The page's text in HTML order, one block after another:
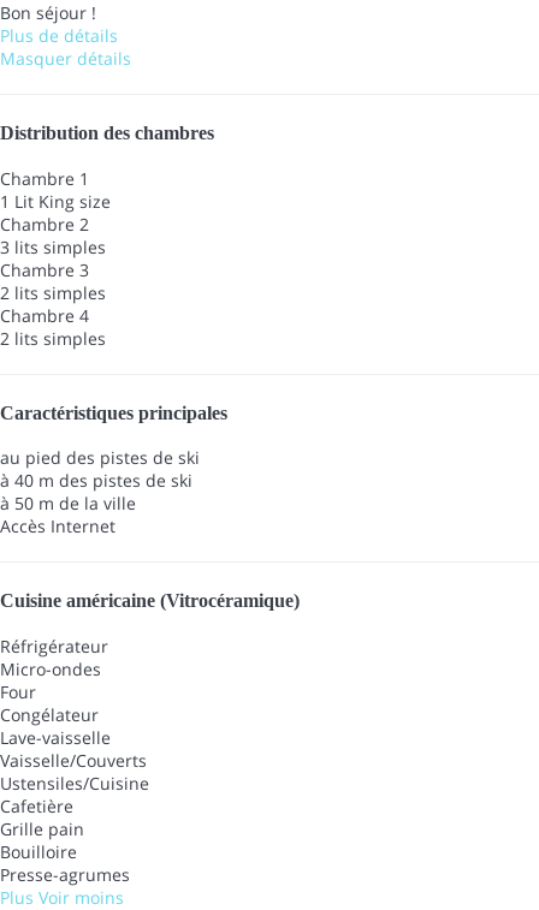
Bon séjour !
Plus de détails
Masquer détails
Distribution des chambres
Chambre 1
1 Lit King size
Chambre 2
3 lits simples
Chambre 3
2 lits simples
Chambre 4
2 lits simples
Caractéristiques principales
au pied des pistes de ski
à 40 m des pistes de ski
à 50 m de la ville
Accès Internet
Cuisine américaine (Vitrocéramique)
Réfrigérateur
Micro-ondes
Four
Congélateur
Lave-vaisselle
Vaisselle/Couverts
Ustensiles/Cuisine
Cafetière
Grille pain
Bouilloire
Presse-agrumes
Plus Voir moins